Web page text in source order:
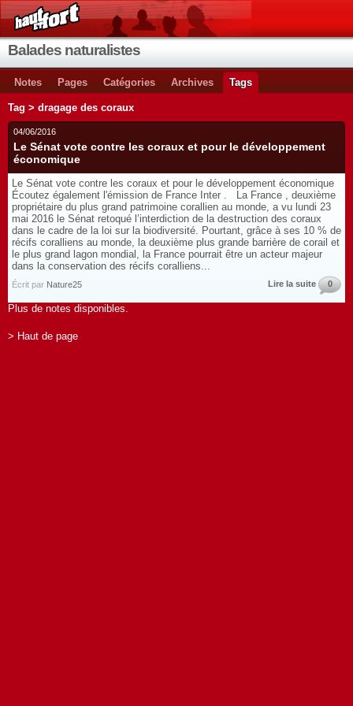
Balades naturalistes
Notes Pages Catégories Archives Tags
Tag > dragage des coraux
04/06/2016
Le Sénat vote contre les coraux et pour le développement
économique
Le Sénat vote contre les coraux et pour le développement économique
Écoutez également l'émission de France Inter . La France , deuxième
propriétaire du plus grand patrimoine corallien au monde, a vu lundi 23
mai 2016 le Sénat retoqué l’interdiction de la destruction des coraux
dans le cadre de la loi sur la biodiversité. Pourtant, grâce à ses 10 % de
récifs coralliens au monde, la deuxième plus grande barrière de corail et
le plus grand lagon mondial, la France pourrait être un acteur majeur
dans la conservation des récifs coralliens...
Écrit par Nature25 Lire la suite 0
Plus de notes disponibles.
> Haut de page